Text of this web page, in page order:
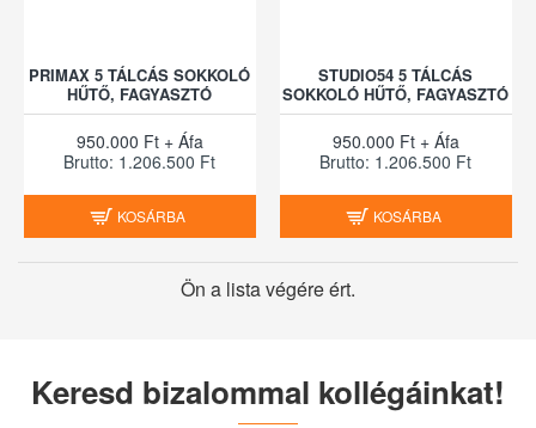
PRIMAX 5 TÁLCÁS SOKKOLÓ
HŰTŐ, FAGYASZTÓ
950.000 Ft + Áfa
Brutto: 1.206.500 Ft
KOSÁRBA
STUDIO54 5 TÁLCÁS
SOKKOLÓ HŰTŐ, FAGYASZTÓ
950.000 Ft + Áfa
Brutto: 1.206.500 Ft
KOSÁRBA
Ön a lista végére ért.
Keresd bizalommal kollégáinkat!